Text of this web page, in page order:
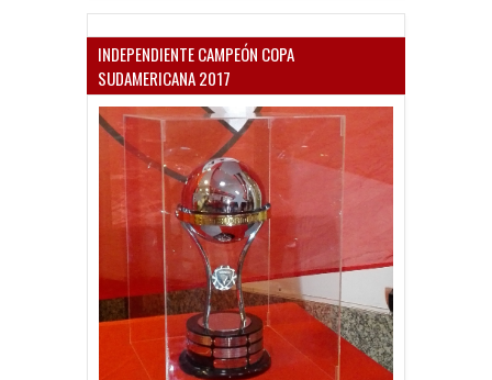
INDEPENDIENTE CAMPEÓN COPA
SUDAMERICANA 2017